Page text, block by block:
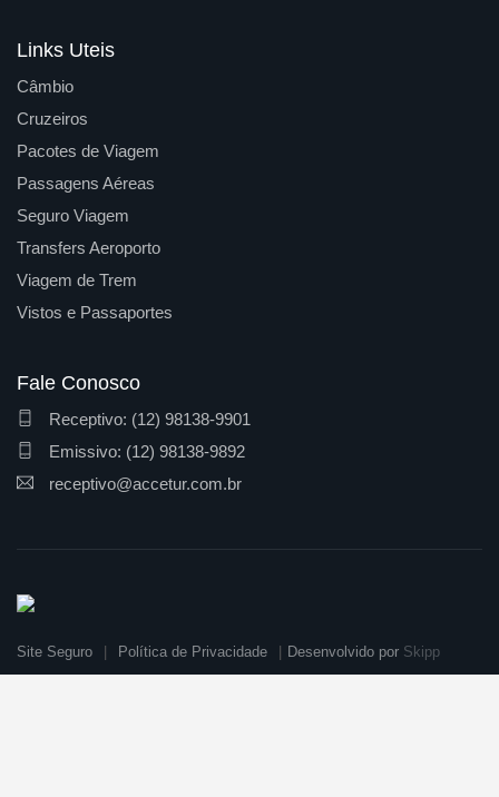
Links Uteis
Câmbio
Cruzeiros
Pacotes de Viagem
Passagens Aéreas
Seguro Viagem
Transfers Aeroporto
Viagem de Trem
Vistos e Passaportes
Fale Conosco
Receptivo: (12) 98138-9901
Emissivo: (12) 98138-9892
receptivo@accetur.com.br
Site Seguro Política de Privacidade Desenvolvido por Skipp